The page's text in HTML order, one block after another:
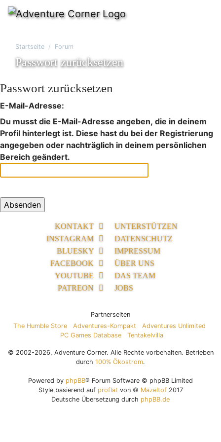
Startseite Forum
Passwort zurücksetzen
Passwort zurücksetzen
E-Mail-Adresse:
Du musst die E-Mail-Adresse angeben, die in deinem
Profil hinterlegt ist. Diese hast du bei der Registrierung
angegeben oder nachträglich in deinem persönlichen
Bereich geändert.
KONTAKT
INSTAGRAM
BLUESKY
FACEBOOK
YOUTUBE
PATREON
UNTERSTÜTZEN
DATENSCHUTZ
IMPRESSUM
ÜBER UNS
DAS TEAM
JOBS
Partnerseiten
The Humble Store
Adventures-Kompakt
Adventures Unlimited
PC Games Database
Tentakelvilla
© 2002-2026, Adventure Corner. Alle Rechte vorbehalten. Betrieben
durch 100% Ökostrom.
Powered by phpBB® Forum Software © phpBB Limited
Style basierend auf proflat von © Mazeltof2017
Deutsche Übersetzung durch phpBB.de